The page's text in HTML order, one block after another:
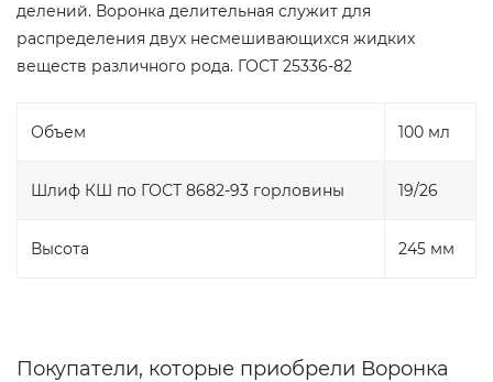
делений. Воронка делительная служит для
распределения двух несмешивающихся жидких
веществ различного рода. ГОСТ 25336-82
Объем 100 мл
Шлиф КШ по ГОСТ 8682-93 горловины 19/26
Высота 245 мм
Покупатели, которые приобрели Воронка